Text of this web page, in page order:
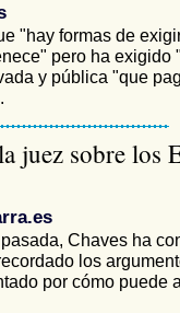
"hay formas de
pero ha exigido
y pública "que
juez sobre los
Chaves ha
los
por cómo puede